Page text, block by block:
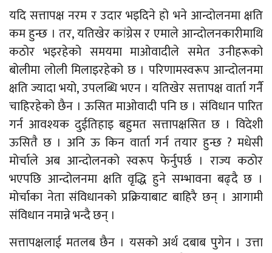
यदि सत्तापक्ष नरम र उदार भइदिने हो भने आन्दोलनमा क्षति
कम हुन्छ । तर, यतिखेर कांग्रेस र एमाले आन्दोलनकारीमाथि
कठोर भइरहेको समयमा माओवादीले समेत उनीहरूको
बोलीमा लोली मिलाइरहेको छ । परिणामस्वरूप आन्दोलनमा
क्षति ज्यादा भयो, उपलब्धि भएन । यतिखेर सत्तापक्ष वार्ता गर्नै
चाहिरहेको छैन । ऊसित माओवादी पनि छ । संविधान पारित
गर्न आवश्यक दुईतिहाइ बहुमत सत्तापक्षसित छ । विदेशी
ऊसितै छ । अनि ऊ किन वार्ता गर्न तयार हुन्छ ? मधेसी
मोर्चाले अब आन्दोलनको स्वरूप फेर्नुपर्छ । राज्य कठोर
भएपछि आन्दोलनमा क्षति वृद्धि हुने सम्भावना बढ्दै छ ।
मोर्चाका नेता संविधानको प्रक्रियाबाट बाहिरै छन् । आगामी
संविधान नमान्ने भन्दै छन् ।
सत्तापक्षलाई मतलब छैन । यसको अर्थ दबाब पुगेन । उत्ता